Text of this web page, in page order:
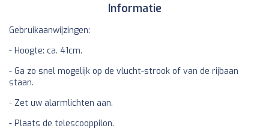
Informatie
Gebruikaanwijzingen:
- Hoogte: ca. 41cm.
- Ga zo snel mogelijk op de vlucht-strook of van de rijbaan
staan.
- Zet uw alarmlichten aan.
- Plaats de telescooppilon.